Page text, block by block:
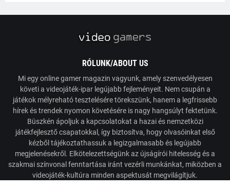
RÓLUNK/ABOUT US
Mi egy online gamer magazin vagyunk, amely szenvedélyesen
követi a videojáték-ipar legújabb fejleményeit. Nem csupán a
játékok mélyreható tesztelésére törekszünk, hanem a legfrissebb
hírek és trendek nyomon követésére is nagy hangsúlyt fektetünk.
Büszkén ápoljuk a kapcsolatokat a hazai és nemzetközi
játékfejlesztő csapatokkal, így biztosítva, hogy olvasóinkat első
kézből tájékoztathassuk a legizgalmasabb és legújabb
megjelenésekről. Elkötelezettségünk az újságírói hitelesség és a
szakmai színvonal fenntartása iránt vezérli munkánkat, miközben a
videojáték-kultúra minden aspektusát megvilágítjuk.